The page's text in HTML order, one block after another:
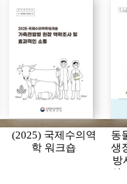
(2025) 국제수의역
학 워크숍
동
생
방
의